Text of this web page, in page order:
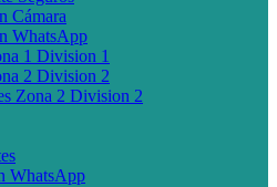
Cámara
WhatsApp
1 Division 1
2 Division 2
Zona 2 Division 2
WhatsApp